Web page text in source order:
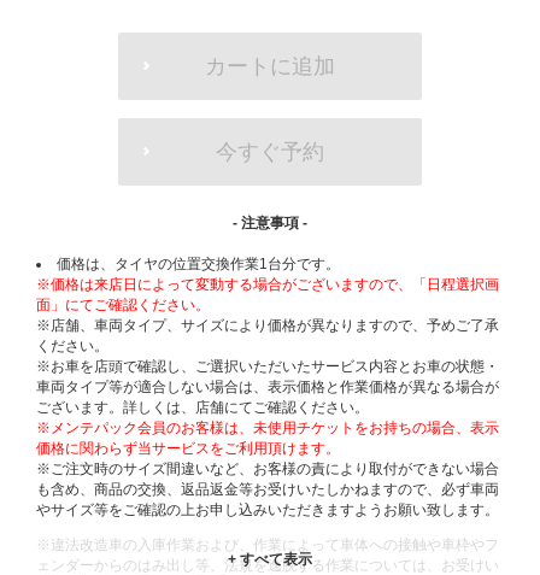
OPTIONS
カートに追加
今すぐ予約
- 注意事項 -
価格は、タイヤの位置交換作業1台分です。
※価格は来店日によって変動する場合がございますので、「日程選択画
面」にてご確認ください。
※店舗、車両タイプ、サイズにより価格が異なりますので、予めご了承
ください。
※お車を店頭で確認し、ご選択いただいたサービス内容とお車の状態・
車両タイプ等が適合しない場合は、表示価格と作業価格が異なる場合が
ございます。詳しくは、店舗にてご確認ください。
※メンテパック会員のお客様は、未使用チケットをお持ちの場合、表示
価格に関わらず当サービスをご利用頂けます。
※ご注文時のサイズ間違いなど、お客様の責により取付ができない場合
も含め、商品の交換、返品返金等お受けいたしかねますので、必ず車両
やサイズ等をご確認の上お申し込みいただきますようお願い致します。
※違法改造車の入庫作業および、作業によって車体への接触や車枠やフ
ェンダーからのはみ出し等、法規を逸脱する作業については、お受けい